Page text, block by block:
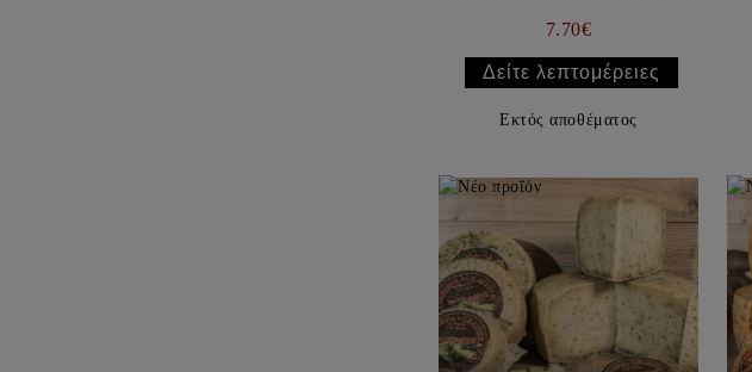
7.70€
Δείτε λεπτομέρειες
Εκτός αποθέματος